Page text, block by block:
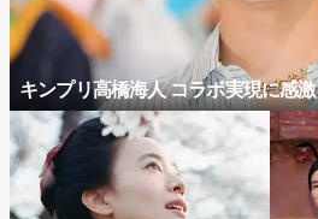
キンプリ高橋海人 コラボ実現に感激